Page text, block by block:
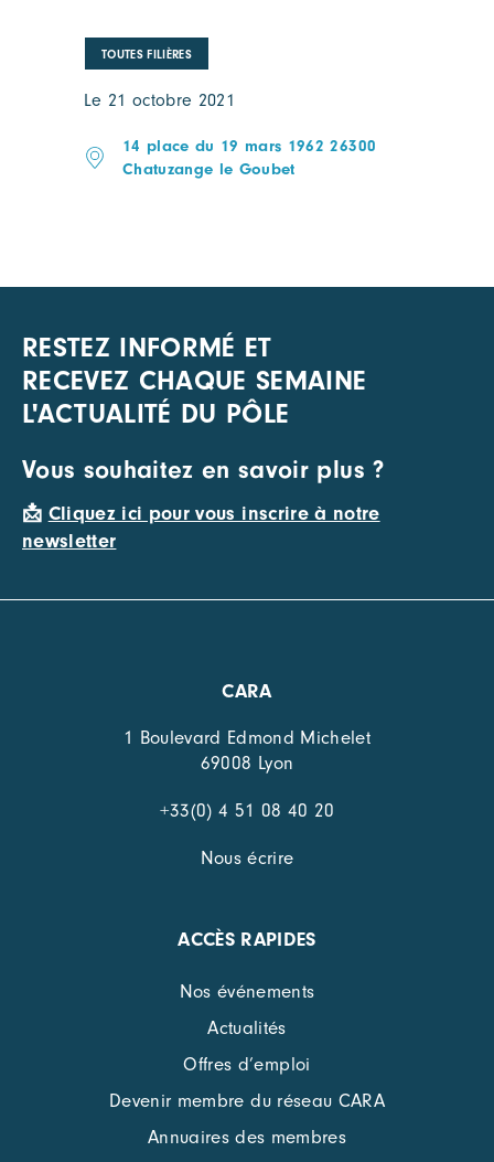
TOUTES FILIÈRES
Le 21 octobre 2021
14 place du 19 mars 1962 26300
Chatuzange le Goubet
RESTEZ INFORMÉ ET
RECEVEZ CHAQUE SEMAINE
L'ACTUALITÉ DU PÔLE
Vous souhaitez en savoir plus ?
📩 Cliquez ici pour vous inscrire à notre
newsletter
CARA
1 Boulevard Edmond Michelet
69008 Lyon
+33(0) 4 51 08 40 20
Nous écrire
ACCÈS RAPIDES
Nos événements
Actualités
Offres d’emploi
Devenir membre du réseau CARA
Annuaires des membres